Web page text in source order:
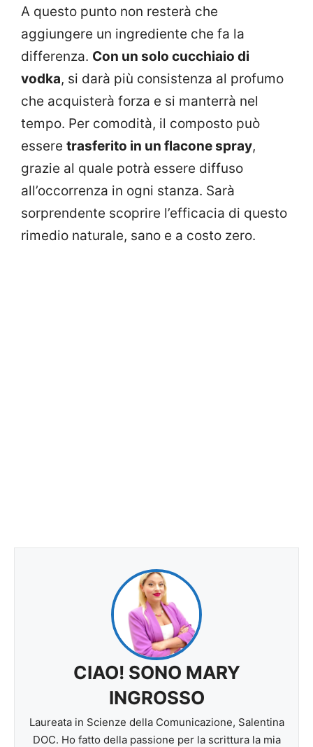
A questo punto non resterà che
aggiungere un ingrediente che fa la
differenza. Con un solo cucchiaio di
vodka, si darà più consistenza al profumo
che acquisterà forza e si manterrà nel
tempo. Per comodità, il composto può
essere trasferito in un flacone spray,
grazie al quale potrà essere diffuso
all’occorrenza in ogni stanza. Sarà
sorprendente scoprire l’efficacia di questo
rimedio naturale, sano e a costo zero.
CIAO! SONO MARY
INGROSSO
Laureata in Scienze della Comunicazione, Salentina
DOC. Ho fatto della passione per la scrittura la mia